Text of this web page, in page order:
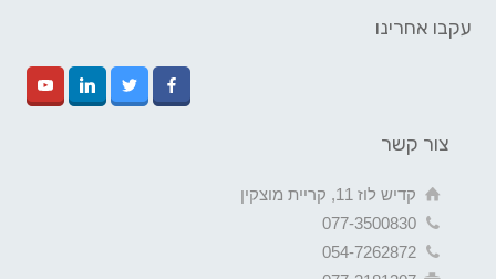
עקבו אחרינו
צור קשר
קדיש לוז 11, קריית מוצקין
077-3500830
054-7262872